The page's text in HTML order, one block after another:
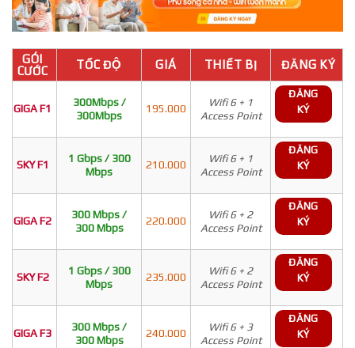
GÓI
CƯỚC
TỐC ĐỘ GIÁ THIẾT BỊ ĐĂNG KÝ
GIGA F1
300Mbps /
300Mbps
195.000
Wifi 6 + 1
Access Point
ĐĂNG
KÝ
SKY F1
1 Gbps / 300
Mbps
210.000
Wifi 6 + 1
Access Point
ĐĂNG
KÝ
GIGA F2
300 Mbps /
300 Mbps
220.000
Wifi 6 + 2
Access Point
ĐĂNG
KÝ
SKY F2
1 Gbps / 300
Mbps
235.000
Wifi 6 + 2
Access Point
ĐĂNG
KÝ
GIGA F3
300 Mbps /
300 Mbps
240.000
Wifi 6 + 3
Access Point
ĐĂNG
KÝ